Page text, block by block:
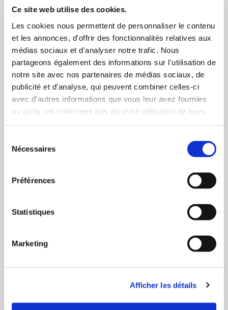
Ce site web utilise des cookies.
Les cookies nous permettent de personnaliser le contenu
et les annonces, d'offrir des fonctionnalités relatives aux
médias sociaux et d'analyser notre trafic. Nous
partageons également des informations sur l'utilisation de
notre site avec nos partenaires de médias sociaux, de
publicité et d'analyse, qui peuvent combiner celles-ci
avec d'autres informations que vous leur avez fournies
ou qu'ils ont collectées lors de votre utilisation de leurs
Nécessaires
Préférences
Statistiques
Marketing
Afficher les détails
Caractéristiques :
Très haute performance, ultra compact et léger,
coffret en acier thermolaqué, tous les raccords et
L'appareil permet de traiter rapidement les nuisances
jusqu'à 3 000m3 en traitement d’air et 200m3 en
désinfectant selon la norme AFNOR avec un bidon de